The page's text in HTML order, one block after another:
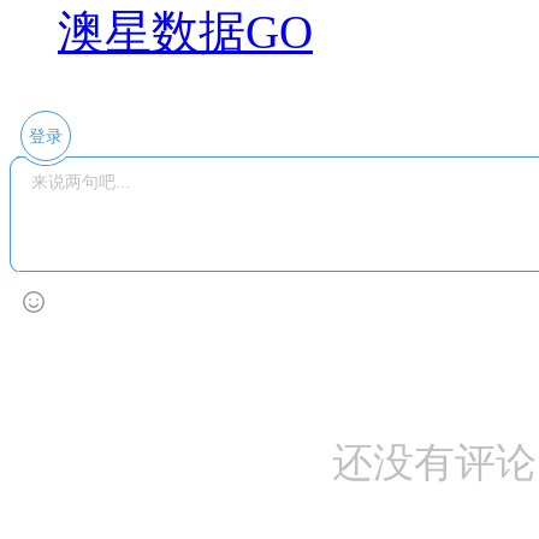
澳星数据GO
登录
还没有评